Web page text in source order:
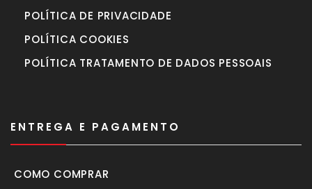
POLÍTICA DE PRIVACIDADE
POLÍTICA COOKIES
POLÍTICA TRATAMENTO DE DADOS PESSOAIS
ENTREGA E PAGAMENTO
COMO COMPRAR